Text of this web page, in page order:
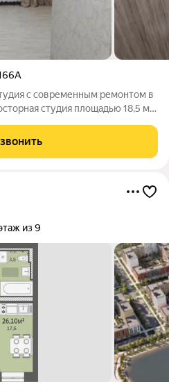
с современным ремонтом в
студия площадью 18,5 м,
с использованием
из 9